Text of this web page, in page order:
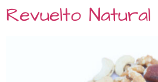
Revuelto Natural